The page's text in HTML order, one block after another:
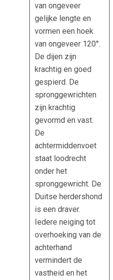
van ongeveer
gelijke lengte en
vormen een hoek
van ongeveer 120°.
De dijen zijn
krachtig en goed
gespierd. De
spronggewrichten
zijn krachtig
gevormd en vast.
De
achtermiddenvoet
staat loodrecht
onder het
spronggewricht. De
Duitse herdershond
is een draver.
Iedere neiging tot
overhoeking van de
achterhand
vermindert de
vastheid en het